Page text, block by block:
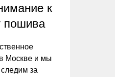
к
пошива
Москве и мы
за